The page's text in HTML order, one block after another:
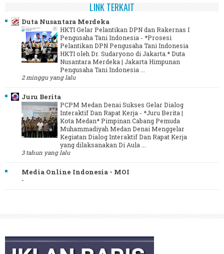
LINK TERKAIT
Duta Nusantara Merdeka
HKTI Gelar Pelantikan DPN dan Rakernas I
Pengusaha Tani Indonesia - *Prosesi
Pelantikan DPN Pengusaha Tani Indonesia
HKTI oleh Dr. Sudaryono di Jakarta.* Duta
Nusantara Merdeka | Jakarta Himpunan
Pengusaha Tani Indonesia ...
2 minggu yang lalu
Juru Berita
PCPM Medan Denai Sukses Gelar Dialog
Interaktif Dan Rapat Kerja - *Juru Berita |
Kota Medan* Pimpinan Cabang Pemuda
Muhammadiyah Medan Denai Menggelar
Kegiatan Dialog Interaktif Dan Rapat Kerja
yang dilaksanakan Di Aula ...
3 tahun yang lalu
Media Online Indonesia - MOI
-